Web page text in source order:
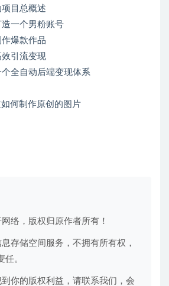
目总概述
一个男粉账号
爆款作品
引流变现
全自动后端变现体系
何制作原创的图片
络，版权归原作者所有！
存储空间服务，不拥有所有权，
任。
你的版权利益，请联系我们，会